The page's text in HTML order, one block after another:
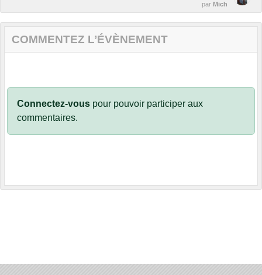
par Mich
COMMENTEZ L’ÉVÈNEMENT
Connectez-vous pour pouvoir participer aux
commentaires.